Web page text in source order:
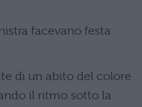
facevano festa
di un abito del colore
il ritmo sotto la